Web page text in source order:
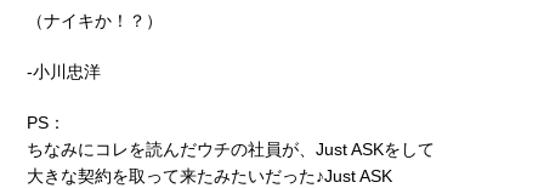
（ナイキか！？）
-小川忠洋
PS：
ちなみにコレを読んだウチの社員が、Just ASKをして
大きな契約を取って来たみたいだった♪Just ASK